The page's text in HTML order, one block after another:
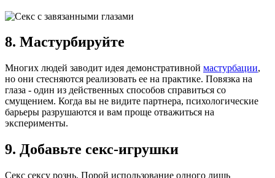
8. Мастурбируйте
Многих людей заводит идея демонстративной мастурбации,
но они стесняются реализовать ее на практике. Повязка на
глаза - один из действенных способов справиться со
смущением. Когда вы не видите партнера, психологические
барьеры разрушаются и вам проще отважиться на
эксперименты.
9. Добавьте секс-игрушки
Секс сексу рознь. Порой использование одного лишь